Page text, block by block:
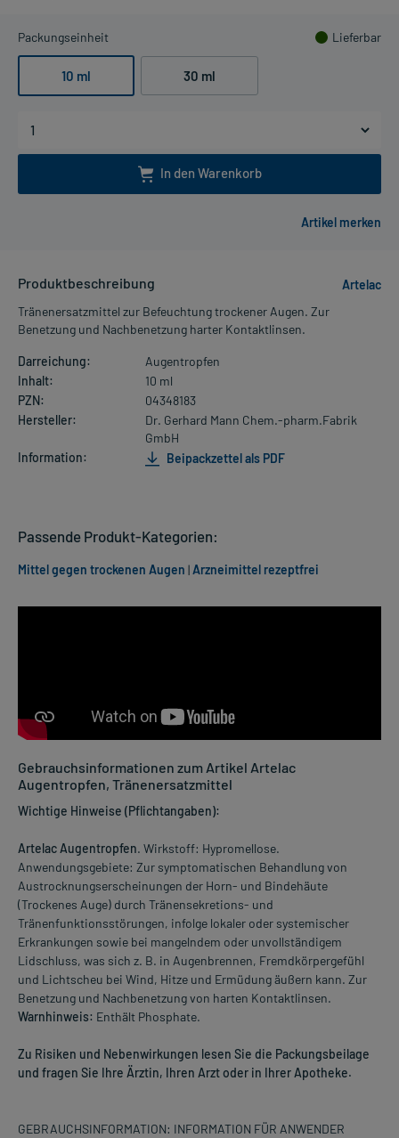
Packungseinheit Lieferbar
10 ml 30 ml
In den Warenkorb
Produktbeschreibung
Artelac
Tränenersatzmittel zur Befeuchtung trockener Augen. Zur
Benetzung und Nachbenetzung harter Kontaktlinsen.
Darreichung:
Augentropfen
Inhalt:
10 ml
PZN:
04348183
Hersteller:
Dr. Gerhard Mann Chem.-pharm.Fabrik
GmbH
Information:
Beipackzettel als PDF
Gebrauchsinformationen zum Artikel Artelac
Augentropfen, Tränenersatzmittel
Wichtige Hinweise (Pflichtangaben):
Artelac Augentropfen. Wirkstoff: Hypromellose.
Anwendungsgebiete: Zur symptomatischen Behandlung von
Austrocknungserscheinungen der Horn- und Bindehäute
(Trockenes Auge) durch Tränensekretions- und
Tränenfunktionsstörungen, infolge lokaler oder systemischer
Erkrankungen sowie bei mangelndem oder unvollständigem
Lidschluss, was sich z. B. in Augenbrennen, Fremdkörpergefühl
und Lichtscheu bei Wind, Hitze und Ermüdung äußern kann. Zur
Benetzung und Nachbenetzung von harten Kontaktlinsen.
Warnhinweis: Enthält Phosphate.
Zu Risiken und Nebenwirkungen lesen Sie die Packungsbeilage
und fragen Sie Ihre Ärztin, Ihren Arzt oder in Ihrer Apotheke.
GEBRAUCHSINFORMATION: INFORMATION FÜR ANWENDER
Passende Produkt-Kategorien:
Mittel gegen trockenen Augen |Arzneimittel rezeptfrei